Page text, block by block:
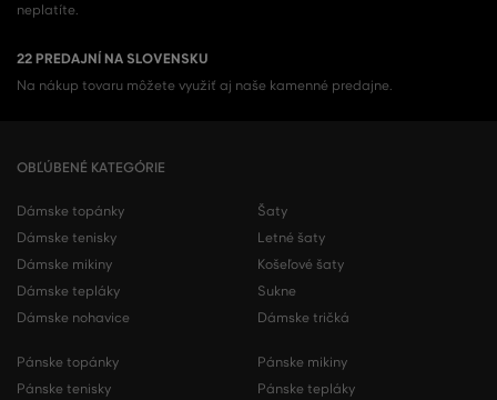
neplatíte.
22 PREDAJNÍ NA SLOVENSKU
Na nákup tovaru môžete využiť aj naše kamenné predajne.
OBĽÚBENÉ KATEGÓRIE
Dámske topánky
Dámske tenisky
Dámske mikiny
Dámske tepláky
Dámske nohavice
Šaty
Letné šaty
Košeľové šaty
Sukne
Dámske tričká
Pánske topánky
Pánske tenisky
Pánske mikiny
Pánske tepláky